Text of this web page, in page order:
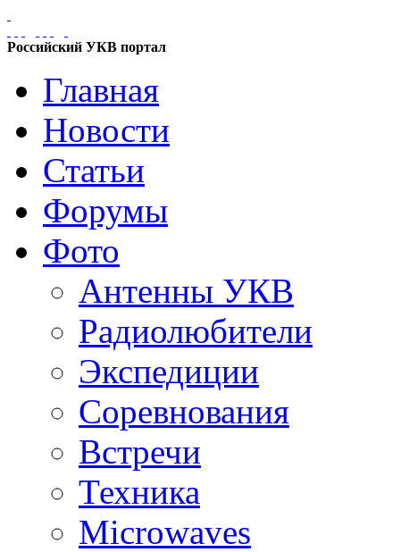
Российский УКВ портал
Главная
Новости
Статьи
Форумы
Фото
Антенны УКВ
Радиолюбители
Экспедиции
Соревнования
Встречи
Техника
Microwaves